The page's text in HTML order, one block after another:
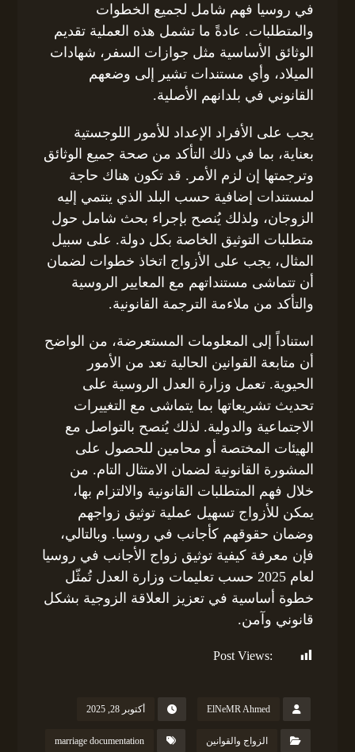
في روسيا فهم شامل لجميع الخطوات
والمتطلبات. عادةً ما تشمل هذه العملية تقديم
الوثائق الأساسية مثل جوازات السفر، شهادات
الميلاد، وأي مستندات تشير إلى وضعهم
القانوني في بلدانهم الأصلية.
يجب على الأفراد الإعداد للأمور اللوجستية
بعناية، بما في ذلك التأكد من صحة جميع الوثائق
وترجمتها إن لزم الأمر. قد تكون هناك حاجة
لمستندات إضافية حسب البلد الذي ينتمي إليه
الزوجان، ولذلك يُنصح بإجراء بحث شامل حول
متطلبات التوثيق الخاصة بكل دولة. على سبيل
المثال، يجب على الأزواج اتخاذ خطوات لضمان
أن تتماشى مستنداتهم مع المعايير الروسية
والتأكد من ملاءمة الترجمة القانونية.
استناداً إلى المعلومات المستعرضة، من الواضح
أن متابعة القوانين الحالية تعد من الأمور
الحيوية. تعمل وزارة العدل الروسية على
تحديث تشريعاتها بما يتماشى مع التغييرات
الاجتماعية والدولية. لذلك يُنصح بالتواصل مع
الهيئات المختصة أو محامين للحصول على
المشورة القانونية لضمان الامتثال التام. من
خلال فهم المتطلبات القانونية والالتزام بها،
يمكن للأزواج تسهيل عملية توثيق زواجهم
وضمان حقوقهم كأجانب في روسيا. وبالتالي،
فإن معرفة كيفية توثيق زواج الأجانب في روسيا
لعام 2025 حسب تعليمات وزارة العدل تُمثّل
خطوة أساسية في تعزيز العلاقة الزوجية بشكل
قانوني وآمن.
Post Views:
ElNeMR Ahmed أكتوبر 28, 2025
الزواج والقوانين marriage documentation